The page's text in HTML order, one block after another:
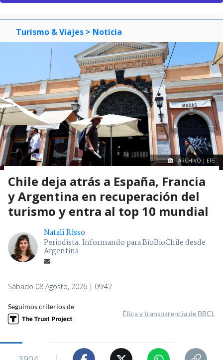
Turismo & Viajes > Noticia
ARCHIVO | EFE
Chile deja atrás a España, Francia
y Argentina en recuperación del
turismo y entra al top 10 mundial
Natalí Risso
Periodista. Informando para BioBioChile desde
Argentina
Sábado 08 Agosto, 2026 | 09:42
Seguimos criterios de
Ética y transparencia de BBCL